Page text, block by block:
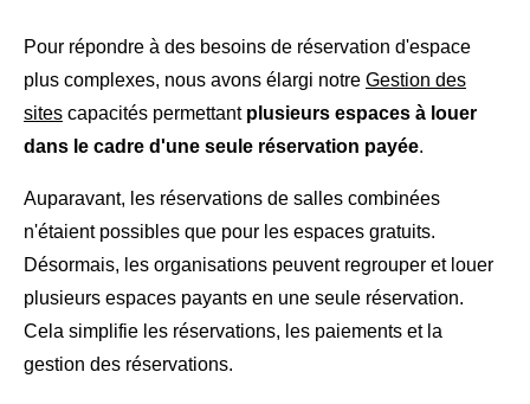
Pour répondre à des besoins de réservation d'espace
plus complexes, nous avons élargi notre Gestion des
sites capacités permettant plusieurs espaces à louer
dans le cadre d'une seule réservation payée.
Auparavant, les réservations de salles combinées
n'étaient possibles que pour les espaces gratuits.
Désormais, les organisations peuvent regrouper et louer
plusieurs espaces payants en une seule réservation.
Cela simplifie les réservations, les paiements et la
gestion des réservations.